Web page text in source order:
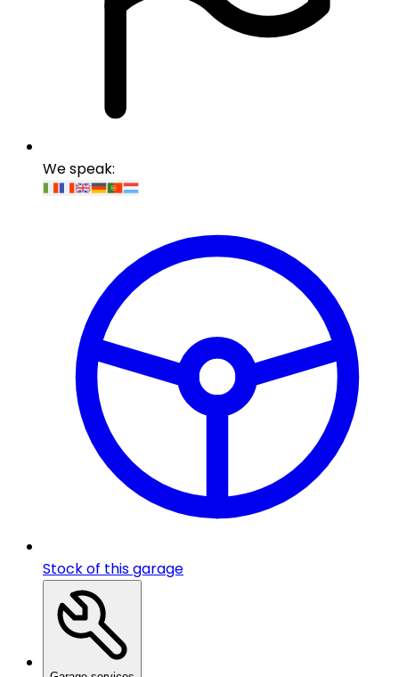
We speak:
Stock of this garage